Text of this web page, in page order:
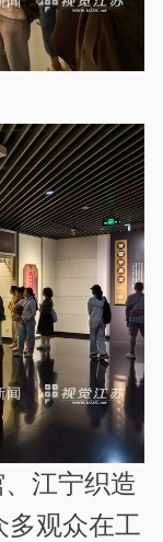
江宁织造
多观众在工